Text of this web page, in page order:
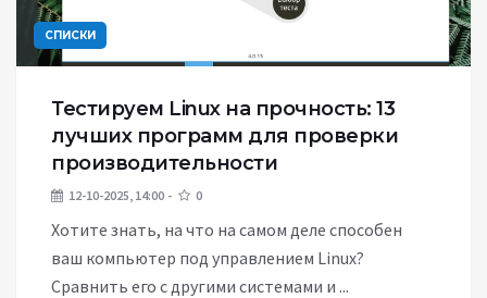
СПИСКИ
Тестируем Linux на прочность: 13
лучших программ для проверки
производительности
12-10-2025, 14:00 0
Хотите знать, на что на самом деле способен
ваш компьютер под управлением Linux?
Сравнить его с другими системами и ...